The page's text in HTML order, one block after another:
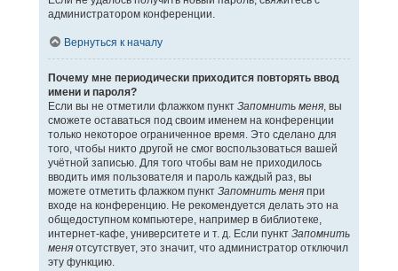
администратором конференции.
Вернуться к началу
Почему мне периодически приходится повторять ввод
имени и пароля?
Если вы не отметили флажком пункт Запомнить меня, вы
сможете оставаться под своим именем на конференции
только некоторое ограниченное время. Это сделано для
того, чтобы никто другой не смог воспользоваться вашей
учётной записью. Для того чтобы вам не приходилось
вводить имя пользователя и пароль каждый раз, вы
можете отметить флажком пункт Запомнить меняпри
входе на конференцию. Не рекомендуется делать это на
общедоступном компьютере, например в библиотеке,
интернет-кафе, университете и т. д. Если пункт Запомнить
меняотсутствует, это значит, что администратор отключил
эту функцию.